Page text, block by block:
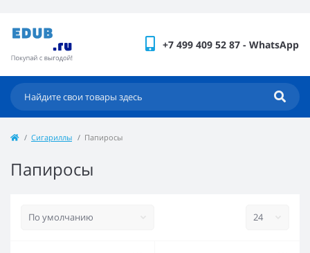
+7 499 409 52 87 - WhatsApp
Сигариллы Папиросы
Папиросы